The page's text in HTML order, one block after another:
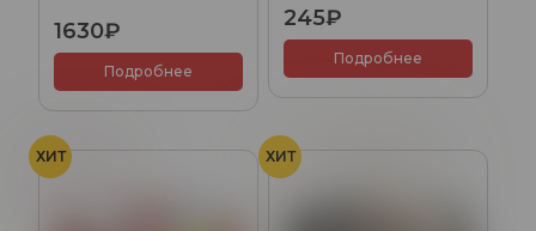
1630₽
Подробнее
245₽
Подробнее
ХИТ
Кола
ХИТ
Молоко